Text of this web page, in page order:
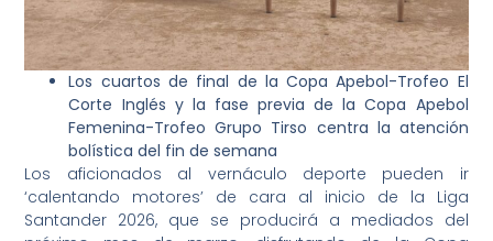
Los cuartos de final de la Copa Apebol-Trofeo El
Corte Inglés y la fase previa de la Copa Apebol
Femenina-Trofeo Grupo Tirso centra la atención
bolística del fin de semana
Los aficionados al vernáculo deporte pueden ir
‘calentando motores’ de cara al inicio de la Liga
Santander 2026, que se producirá a mediados del